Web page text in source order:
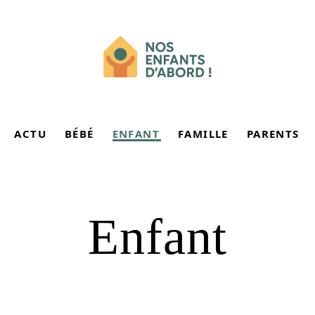
ACTU BÉBÉ ENFANT FAMILLE PARENTS
Enfant